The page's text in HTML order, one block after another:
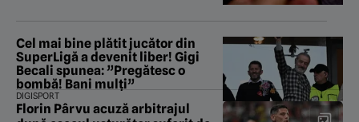
Cel mai bine plătit jucător din
SuperLigă a devenit liber! Gigi
Becali spunea: ”Pregătesc o
bombă! Bani mulți”
DIGISPORT
Florin Pârvu acuză arbitrajul